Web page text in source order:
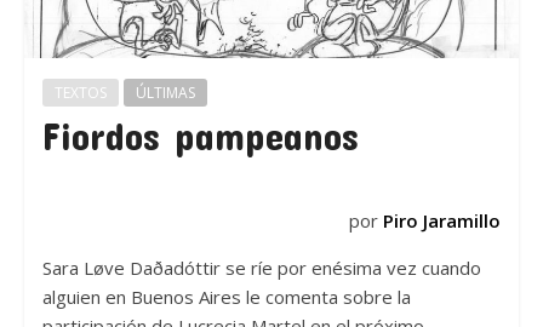
TEXTOS ÚLTIMAS
Fiordos pampeanos
por Piro Jaramillo
Sara Løve Daðadóttir se ríe por enésima vez cuando
alguien en Buenos Aires le comenta sobre la